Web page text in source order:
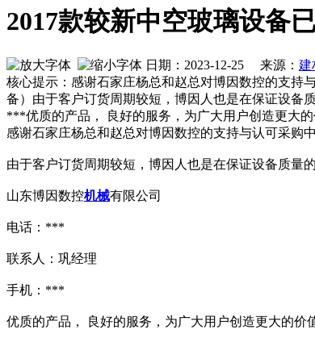
2017款较新中空玻璃设备
日期：2023-12-25 来源： 建
核心提示：感谢石家庄杨总和赵总对博因数控的支持
备）由于客户订货周期较短，博因人也是在保证设
***优质的产品， 良好的服务，为广大用户创造更大
感谢石家庄杨总和赵总对博因数控的支持与认可采购
由于客户订货周期较短，博因人也是在保证设备质量
山东博因数控机械有限公司
电话：***
联系人：巩经理
手机：***
优质的产品， 良好的服务，为广大用户创造更大的价